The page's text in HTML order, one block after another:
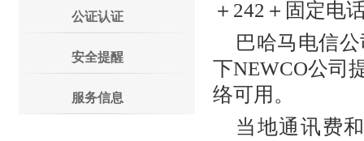
公证认证
安全提醒
服务信息
＋242＋固定电
巴哈马电信
下NEWCO公司
络可用。
当地通讯费